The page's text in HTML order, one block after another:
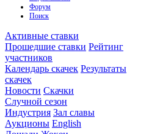
Форум
Поиск
Активные ставки
Прошедшие ставки Рейтинг
участников
Календарь скачек Результаты
скачек
Новости Скачки
Случной сезон
Индустрия Зал славы
Аукционы English